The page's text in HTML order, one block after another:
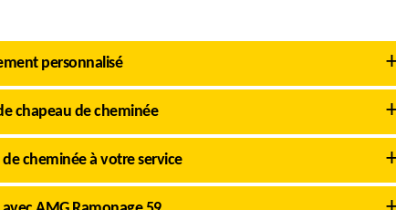
personnalisé
chapeau de cheminée
cheminée à votre service